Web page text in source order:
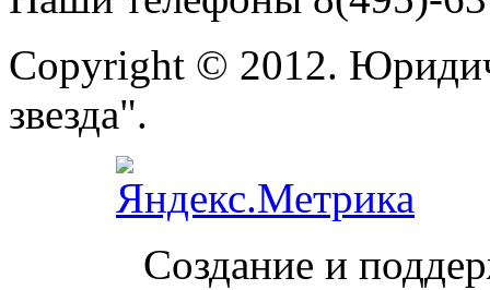
Copyright © 2012.
звезда".
Создание и